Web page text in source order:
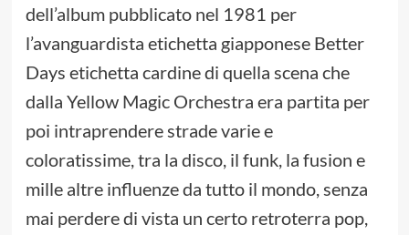
dell’album pubblicato nel 1981 per
l’avanguardista etichetta giapponese Better
Days etichetta cardine di quella scena che
dalla Yellow Magic Orchestra era partita per
poi intraprendere strade varie e
coloratissime, tra la disco, il funk, la fusion e
mille altre influenze da tutto il mondo, senza
mai perdere di vista un certo retroterra pop,